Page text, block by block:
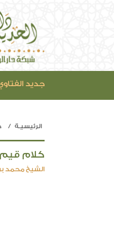
جديد
الرئيسيـة
كلام قيم
الشيخ محمد